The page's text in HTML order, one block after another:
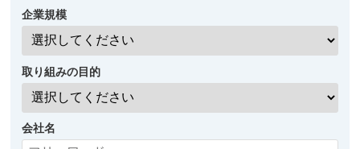
企業規模
取り組みの目的
会社名